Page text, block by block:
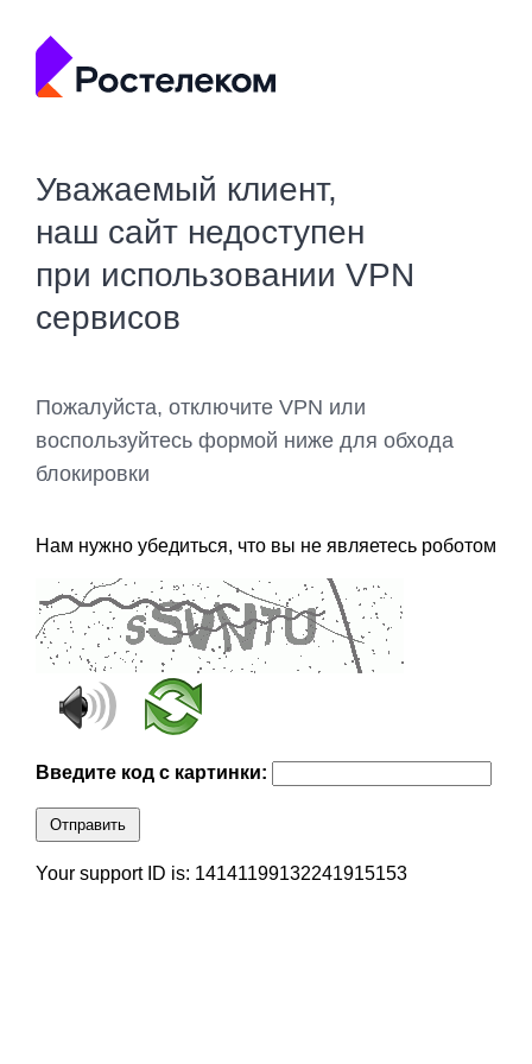
Уважаемый клиент,
наш сайт недоступен
при использовании VPN
сервисов
Пожалуйста, отключите VPN или
воспользуйтесь формой ниже для обхода
блокировки
Нам нужно убедиться, что вы не являетесь роботом
Введите код с картинки:
Отправить
Your support ID is: 14141199132241915153